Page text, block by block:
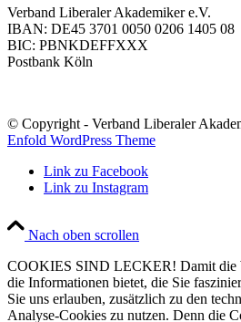
Verband Liberaler Akademiker e.V.
IBAN: DE45 3701 0050 0206 1405 08
BIC: PBNKDEFFXXX
Postbank Köln
© Copyright - Verband Liberaler
Enfold WordPress Theme
Link zu Facebook
Link zu Instagram
Nach oben scrollen
COOKIES SIND LECKER! Damit die
die Informationen bietet, die Sie
Sie uns erlauben, zusätzlich zu den
Analyse-Cookies zu nutzen. Denn die